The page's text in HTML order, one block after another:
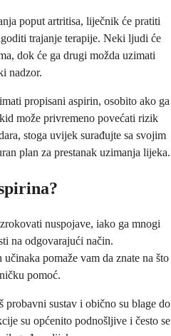
poput artritisa, liječnik će pratiti
trajanje terapije. Neki ljudi će
dok će ga drugi možda uzimati
nadzor.
propisani aspirin, osobito ako ga
može privremeno povećati rizik
stoga uvijek surađujte sa svojim
plan za prestanak uzimanja lijeka.
nuspojave, iako ga mnogi
na odgovarajući način.
pomaže vam da znate na što
pomoć.
probavni sustav i obično su blage do
su općenito podnošljive i često se